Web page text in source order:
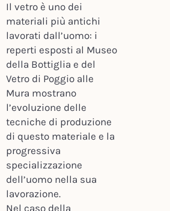
Il vetro è uno dei
materiali più antichi
lavorati dall’uomo: i
reperti esposti al Museo
della Bottiglia e del
Vetro di Poggio alle
Mura mostrano
l’evoluzione delle
tecniche di produzione
di questo materiale e la
progressiva
specializzazione
dell’uomo nella sua
lavorazione.
Nel caso della